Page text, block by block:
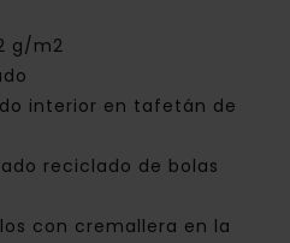
g/m2
interior en tafetán de
reciclado de bolas
con cremallera en la